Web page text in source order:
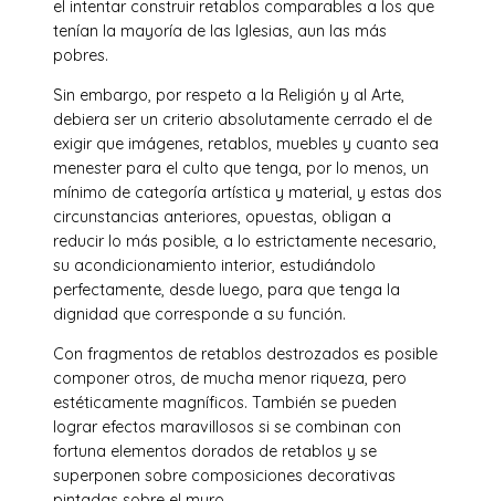
el intentar construir retablos comparables a los que
tenían la mayoría de las Iglesias, aun las más
pobres.
Sin embargo, por respeto a la Religión y al Arte,
debiera ser un criterio absolutamente cerrado el de
exigir que imágenes, retablos, muebles y cuanto sea
menester para el culto que tenga, por lo menos, un
mínimo de categoría artística y material, y estas dos
circunstancias anteriores, opuestas, obligan a
reducir lo más posible, a lo estrictamente necesario,
su acondicionamiento interior, estudiándolo
perfectamente, desde luego, para que tenga la
dignidad que corresponde a su función.
Con fragmentos de retablos destrozados es posible
componer otros, de mucha menor riqueza, pero
estéticamente magníficos. También se pueden
lograr efectos maravillosos si se combinan con
fortuna elementos dorados de retablos y se
superponen sobre composiciones decorativas